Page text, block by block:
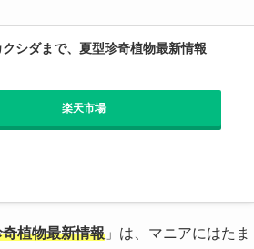
シダまで、夏型珍奇植物最新情報
楽天市場
植物最新情報 」は、マニアにはたま